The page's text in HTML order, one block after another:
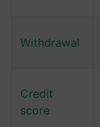
Withdrawal
Credit
score